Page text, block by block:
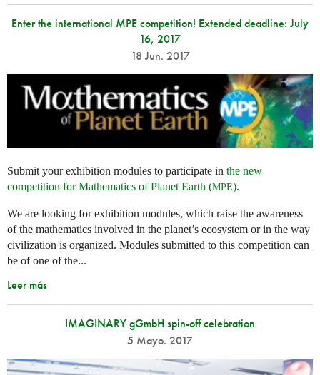
Enter the international MPE competition! Extended deadline: July
16, 2017
18 Jun. 2017
Submit your exhibition modules to participate in the new
competition for Mathematics of Planet Earth (MPE).
We are looking for exhibition modules, which raise the awareness
of the mathematics involved in the planet’s ecosystem or in the way
civilization is organized. Modules submitted to this competition can
be of one of the...
Leer más
IMAGINARY gGmbH spin-off celebration
5 Mayo. 2017